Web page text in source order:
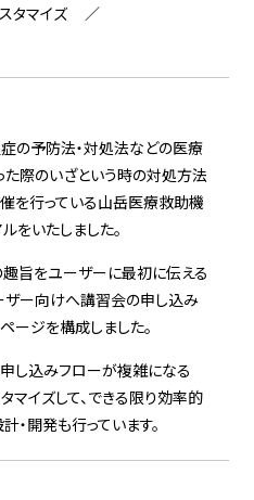
タマイズ
の予防法・対処法などの医療
際のいざという時の対処方法
を行っている山岳医療救助機
をいたしました。
旨をユーザーに最初に伝える
ザー向けへ講習会の申し込み
ージを構成しました。
し込みフローが複雑になる
マイズして、できる限り効率的
・開発も行っています。